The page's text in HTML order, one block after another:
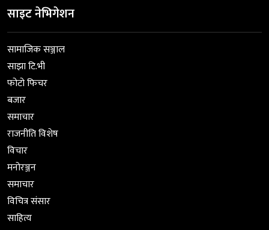
साइट नेभिगेशन
सामाजिक सञ्जाल
साझा टि.भी
फोटो फिचर
बजार
समाचार
राजनीति विशेष
विचार
मनोरञ्जन
समाचार
विचित्र संसार
साहित्य